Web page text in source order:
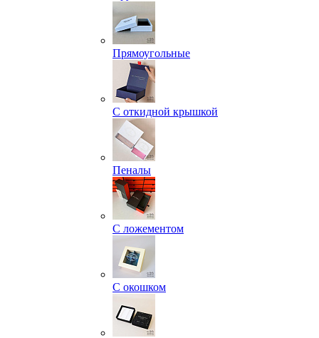
Прямоугольные
С откидной крышкой
Пеналы
С ложементом
С окошком